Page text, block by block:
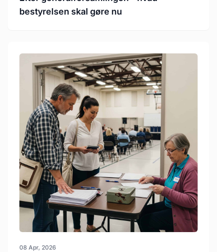
bestyrelsen skal gøre nu
08 Apr, 2026